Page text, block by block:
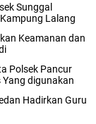
Sunggal
Lalang‎
Keamanan dan
Polsek Pancur
digunakan
Hadirkan Guru